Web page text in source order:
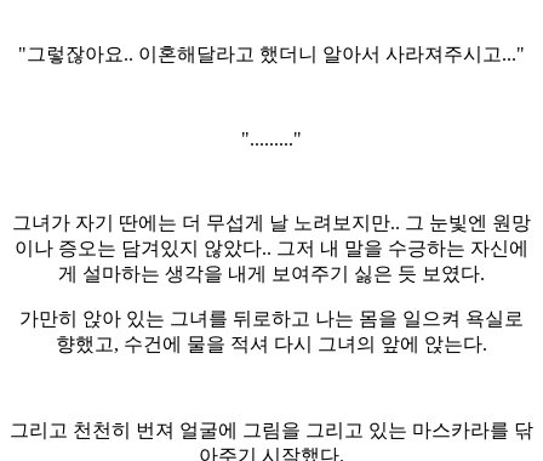
"그렇잖아요.. 이혼해달라고 했더니 알아서 사라져주시고..."
"........."
그녀가 자기 딴에는 더 무섭게 날 노려보지만.. 그 눈빛엔 원망
이나 증오는 담겨있지 않았다.. 그저 내 말을 수긍하는 자신에
게 설마하는 생각을 내게 보여주기 싫은 듯 보였다.
가만히 앉아 있는 그녀를 뒤로하고 나는 몸을 일으켜 욕실로
향했고, 수건에 물을 적셔 다시 그녀의 앞에 앉는다.
그리고 천천히 번져 얼굴에 그림을 그리고 있는 마스카라를 닦
아주기 시작했다.